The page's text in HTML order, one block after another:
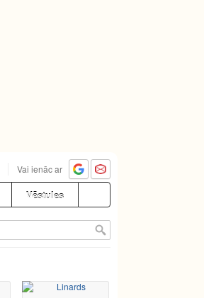
Vai ienāc ar
Vēstules